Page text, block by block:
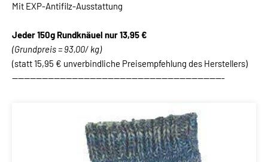
Mit EXP-Antifilz-Ausstattung
Jeder 150g Rundknäuel nur 13,95 €
(Grundpreis = 93,00/ kg)
(statt 15,95 € unverbindliche Preisempfehlung des Herstellers)
-----------------------------------------------------------------------